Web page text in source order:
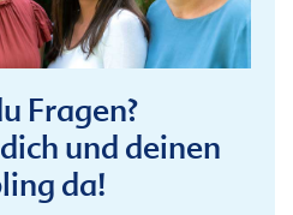
Fragen?
und deinen
da!